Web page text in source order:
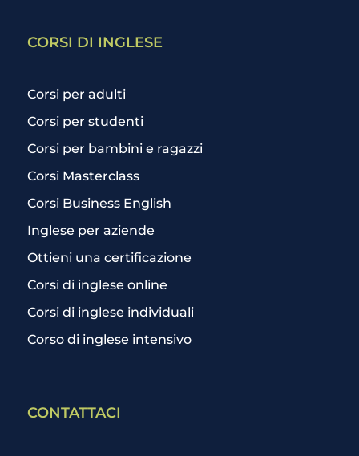
CORSI DI INGLESE
Corsi per adulti
Corsi per studenti
Corsi per bambini e ragazzi
Corsi Masterclass
Corsi Business English
Inglese per aziende
Ottieni una certificazione
Corsi di inglese online
Corsi di inglese individuali
Corso di inglese intensivo
CONTATTACI